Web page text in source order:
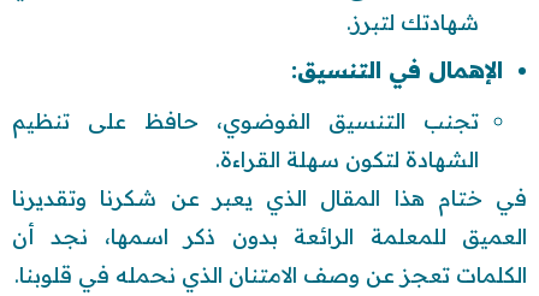
شهادتك لتبرز.
الإهمال في التنسيق:
تجنب التنسيق الفوضوي، حافظ على تنظيم
الشهادة لتكون سهلة القراءة.
في ختام هذا المقال الذي يعبر عن شكرنا وتقديرنا
العميق للمعلمة الرائعة بدون ذكر اسمها، نجد أن
الكلمات تعجز عن وصف الامتنان الذي نحمله في قلوبنا.